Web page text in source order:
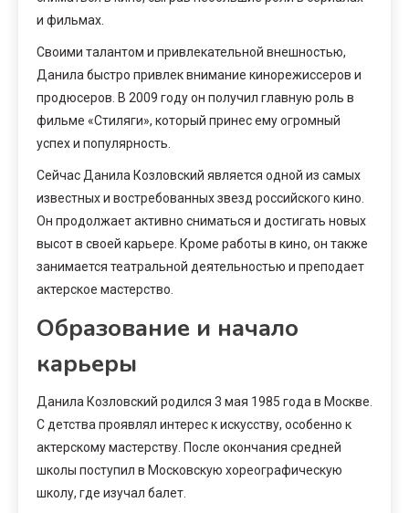
и фильмах.
Своими талантом и привлекательной внешностью,
Данила быстро привлек внимание кинорежиссеров и
продюсеров. В 2009 году он получил главную роль в
фильме «Стиляги», который принес ему огромный
успех и популярность.
Сейчас Данила Козловский является одной из самых
известных и востребованных звезд российского кино.
Он продолжает активно сниматься и достигать новых
высот в своей карьере. Кроме работы в кино, он также
занимается театральной деятельностью и преподает
актерское мастерство.
Образование и начало
карьеры
Данила Козловский родился 3 мая 1985 года в Москве.
С детства проявлял интерес к искусству, особенно к
актерскому мастерству. После окончания средней
школы поступил в Московскую хореографическую
школу, где изучал балет.